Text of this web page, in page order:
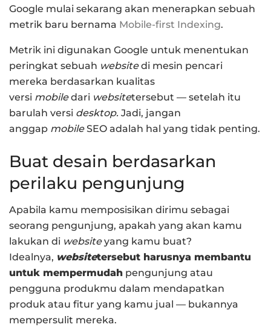
Google mulai sekarang akan menerapkan sebuah
metrik baru bernama Mobile-first Indexing.
Metrik ini digunakan Google untuk menentukan
peringkat sebuah websitedi mesin pencari
mereka berdasarkan kualitas
versi mobiledari websitetersebut — setelah itu
barulah versi desktop. Jadi, jangan
anggap mobileSEO adalah hal yang tidak penting.
Buat desain berdasarkan
perilaku pengunjung
Apabila kamu memposisikan dirimu sebagai
seorang pengunjung, apakah yang akan kamu
lakukan di websiteyang kamu buat?
Idealnya, websitetersebut harusnya membantu
untuk mempermudah pengunjung atau
pengguna produkmu dalam mendapatkan
produk atau fitur yang kamu jual — bukannya
mempersulit mereka.